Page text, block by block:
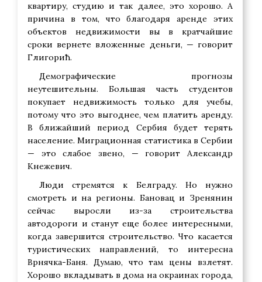
квартиру, студию и так далее, это хорошо. А
причина в том, что благодаря аренде этих
объектов недвижимости вы в кратчайшие
сроки вернете вложенные деньги, — говорит
Глигорић.
Демографические прогнозы
неутешительны. Большая часть студентов
покупает недвижимость только для учебы,
потому что это выгоднее, чем платить аренду.
В ближайший период Сербия будет терять
население. Миграционная статистика в Сербии
— это слабое звено, — говорит Александр
Кнежевич.
Люди стремятся к Белграду. Но нужно
смотреть и на регионы. Бановац и Зренянин
сейчас выросли из-за строительства
автодороги и станут еще более интересными,
когда завершится строительство. Что касается
туристических направлений, то интересна
Врнячка-Баня. Думаю, что там цены взлетят.
Хорошо вкладывать в дома на окраинах города,